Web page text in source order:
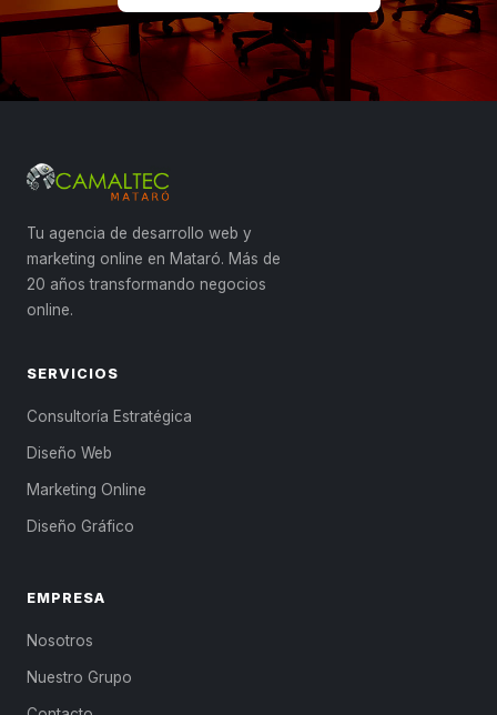
Tu agencia de desarrollo web y
marketing online en Mataró. Más de
20 años transformando negocios
online.
SERVICIOS
Consultoría Estratégica
Diseño Web
Marketing Online
Diseño Gráfico
EMPRESA
Nosotros
Nuestro Grupo